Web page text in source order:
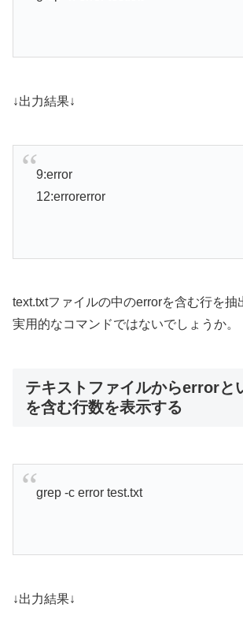
↓出力結果↓
9:error
12:errorerror
text.txtファイルの中のerrorを含む行を抽
実用的なコマンドではないでしょうか。
テキストファイルからerrorと
を含む行数を表示する
grep -c error test.txt
↓出力結果↓